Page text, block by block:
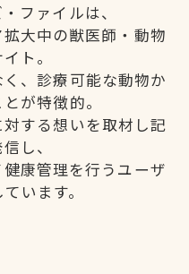
ファイルは、
大中の獣医師・動物
ト。
、診療可能な動物か
が特徴的。
する想いを取材し記
し、
康管理を行うユーザ
います。